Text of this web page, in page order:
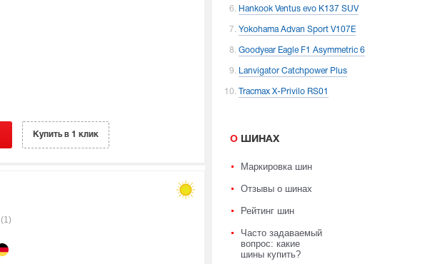
Купить в 1 клик
(1)
Hankook Ventus evo K137 SUV
Yokohama Advan Sport V107E
Goodyear Eagle F1 Asymmetric 6
Lanvigator Catchpower Plus
Tracmax X-Privilo RS01
О ШИНАХ
Маркировка шин
Отзывы о шинах
Рейтинг шин
Часто задаваемый
вопрос: какие
шины купить?